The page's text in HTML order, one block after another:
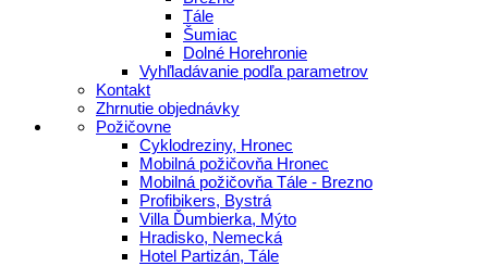
Tále
Šumiac
Dolné Horehronie
Vyhľladávanie podľa parametrov
Kontakt
Zhrnutie objednávky
Požičovne
Cyklodreziny, Hronec
Mobilná požičovňa Hronec
Mobilná požičovňa Tále - Brezno
Profibikers, Bystrá
Villa Ďumbierka, Mýto
Hradisko, Nemecká
Hotel Partizán, Tále